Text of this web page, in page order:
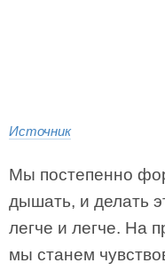
Источник
Мы постепенно
дышать, и делать
легче и легче. На
мы станем